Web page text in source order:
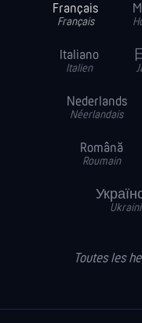
Français
Français
Italiano
Italien
Nederlands
Néerlandais
Română
Roumain
Toutes les